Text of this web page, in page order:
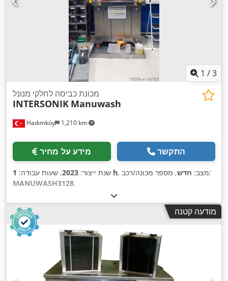
1 /3
Hadımköy 1,210 km
מכונת כביסה לחלקי מנונל
INTERSONIK Manuwash
מידע על מחיר התקשר
שנת ייצור: 2023, שעות עבודה: 1 h , מצב: חדש
, מספר מכונה/רכב:
MANUWASH3128,
מודעה קטנה